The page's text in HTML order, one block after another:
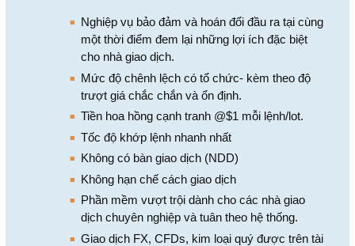
Nghiệp vụ bảo đảm và hoán đổi đầu ra tại cùng
một thời điểm đem lại những lợi ích đặc biệt
cho nhà giao dịch.
Mức độ chênh lệch có tổ chức- kèm theo độ
trượt giá chắc chắn và ổn định.
Tiền hoa hồng cạnh tranh @$1 mỗi lệnh/lot.
Tốc độ khớp lệnh nhanh nhất
Không có bàn giao dịch (NDD)
Không hạn chế cách giao dịch
Phần mềm vượt trội dành cho các nhà giao
dịch chuyên nghiệp và tuân theo hệ thống.
Giao dịch FX, CFDs, kim loại quý được trên tài